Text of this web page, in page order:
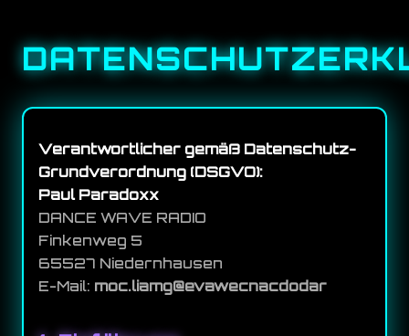
Verantwortlicher gemäß Datenschutz-
Grundverordnung (DSGVO):
Paul Paradoxx
DANCE WAVE RADIO
Finkenweg 5
65527 Niedernhausen
E-Mail: radodcancewave@gmail.com